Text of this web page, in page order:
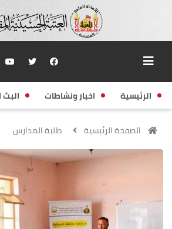
الرئيسية اخبار ونشاطات البث
الصفحة الرئيسية طلبة المدارس